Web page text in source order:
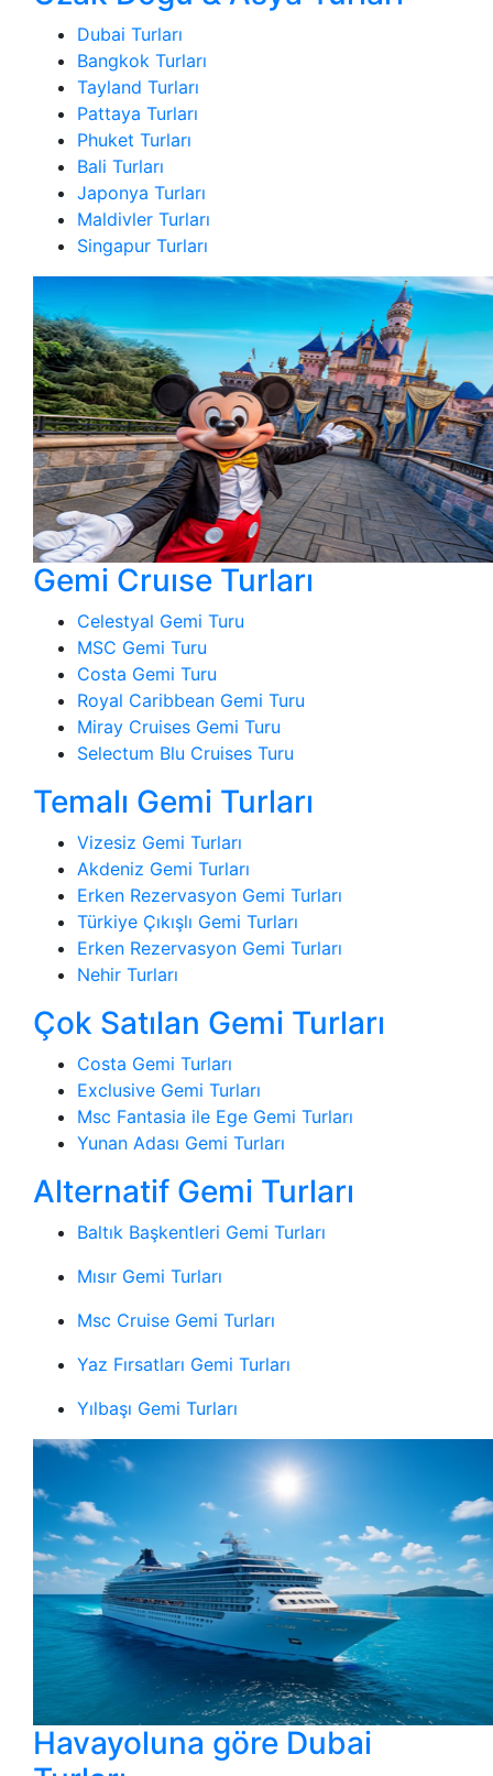
Dubai Turları
Bangkok Turları
Tayland Turları
Pattaya Turları
Phuket Turları
Bali Turları
Japonya Turları
Maldivler Turları
Singapur Turları
Gemi Cruıse Turları
Celestyal Gemi Turu
MSC Gemi Turu
Costa Gemi Turu
Royal Caribbean Gemi Turu
Miray Cruises Gemi Turu
Selectum Blu Cruises Turu
Temalı Gemi Turları
Vizesiz Gemi Turları
Akdeniz Gemi Turları
Erken Rezervasyon Gemi Turları
Türkiye Çıkışlı Gemi Turları
Erken Rezervasyon Gemi Turları
Nehir Turları
Çok Satılan Gemi Turları
Costa Gemi Turları
Exclusive Gemi Turları
Msc Fantasia ile Ege Gemi Turları
Yunan Adası Gemi Turları
Alternatif Gemi Turları
Baltık Başkentleri Gemi Turları
Mısır Gemi Turları
Msc Cruise Gemi Turları
Yaz Fırsatları Gemi Turları
Yılbaşı Gemi Turları
Havayoluna göre Dubai